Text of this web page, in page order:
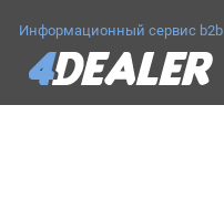
Информационный сервис b2b